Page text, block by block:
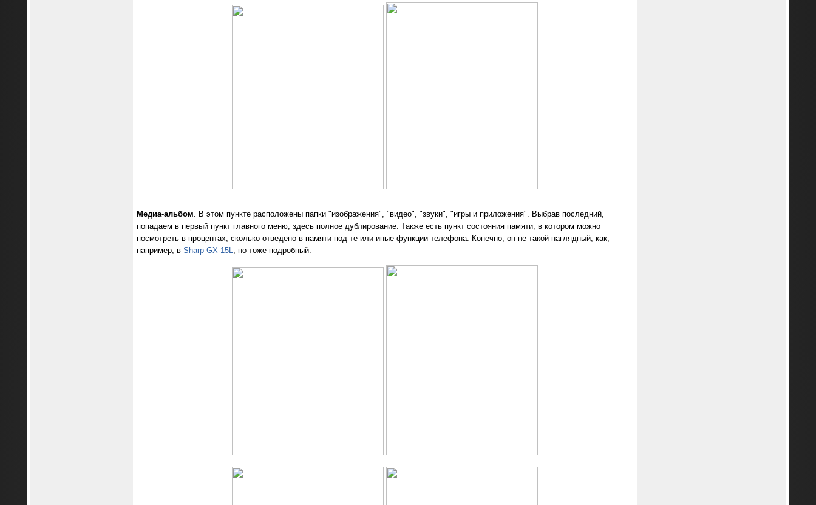
Медиа-альбом. В этом пункте расположены папки "изображения", "видео", "звуки", "игры и приложения". Выбрав последний,
попадаем в первый пункт главного меню, здесь полное дублирование. Также есть пункт состояния памяти, в котором можно
посмотреть в процентах, сколько отведено в памяти под те или иные функции телефона. Конечно, он не такой наглядный, как,
например, в Sharp GX-15L, но тоже подробный.